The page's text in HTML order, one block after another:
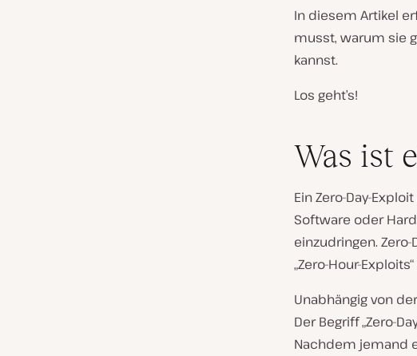
In diesem Artikel
musst, warum sie
kannst.
Los geht’s!
Was ist
Ein Zero-Day-
Software oder
einzudringen.
„Zero-Hour-
Unabhängig von
Der Begriff „Zero-
Nachdem jemand